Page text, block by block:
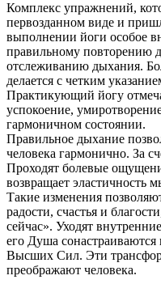
Комплекс упражнений,
первозданном виде и
выполнении йоги особое
правильному повторению
отслеживанию дыхания.
делается с четким
Практикующий йогу
успокоение,
гармоничном состоянии.
Правильное дыхание
человека гармонично. За
Проходят болевые
возвращает эластичность
Такие изменения
радости, счастья и
сейчас». Уходят
его Душа
Высших Сил. Эти
преображают человека.